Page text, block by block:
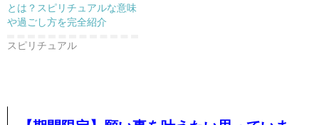
とは？スピリチュアルな意味
や過ごし方を完全紹介
スピリチュアル